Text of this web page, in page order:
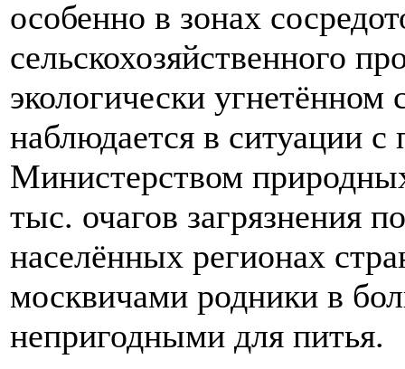
особенно в зонах
сельскохозяйственного
экологически
наблюдается в ситуации
Министерством
тыс. очагов загрязнения
населённых регионах
москвичами родники в
непригодными для питья.